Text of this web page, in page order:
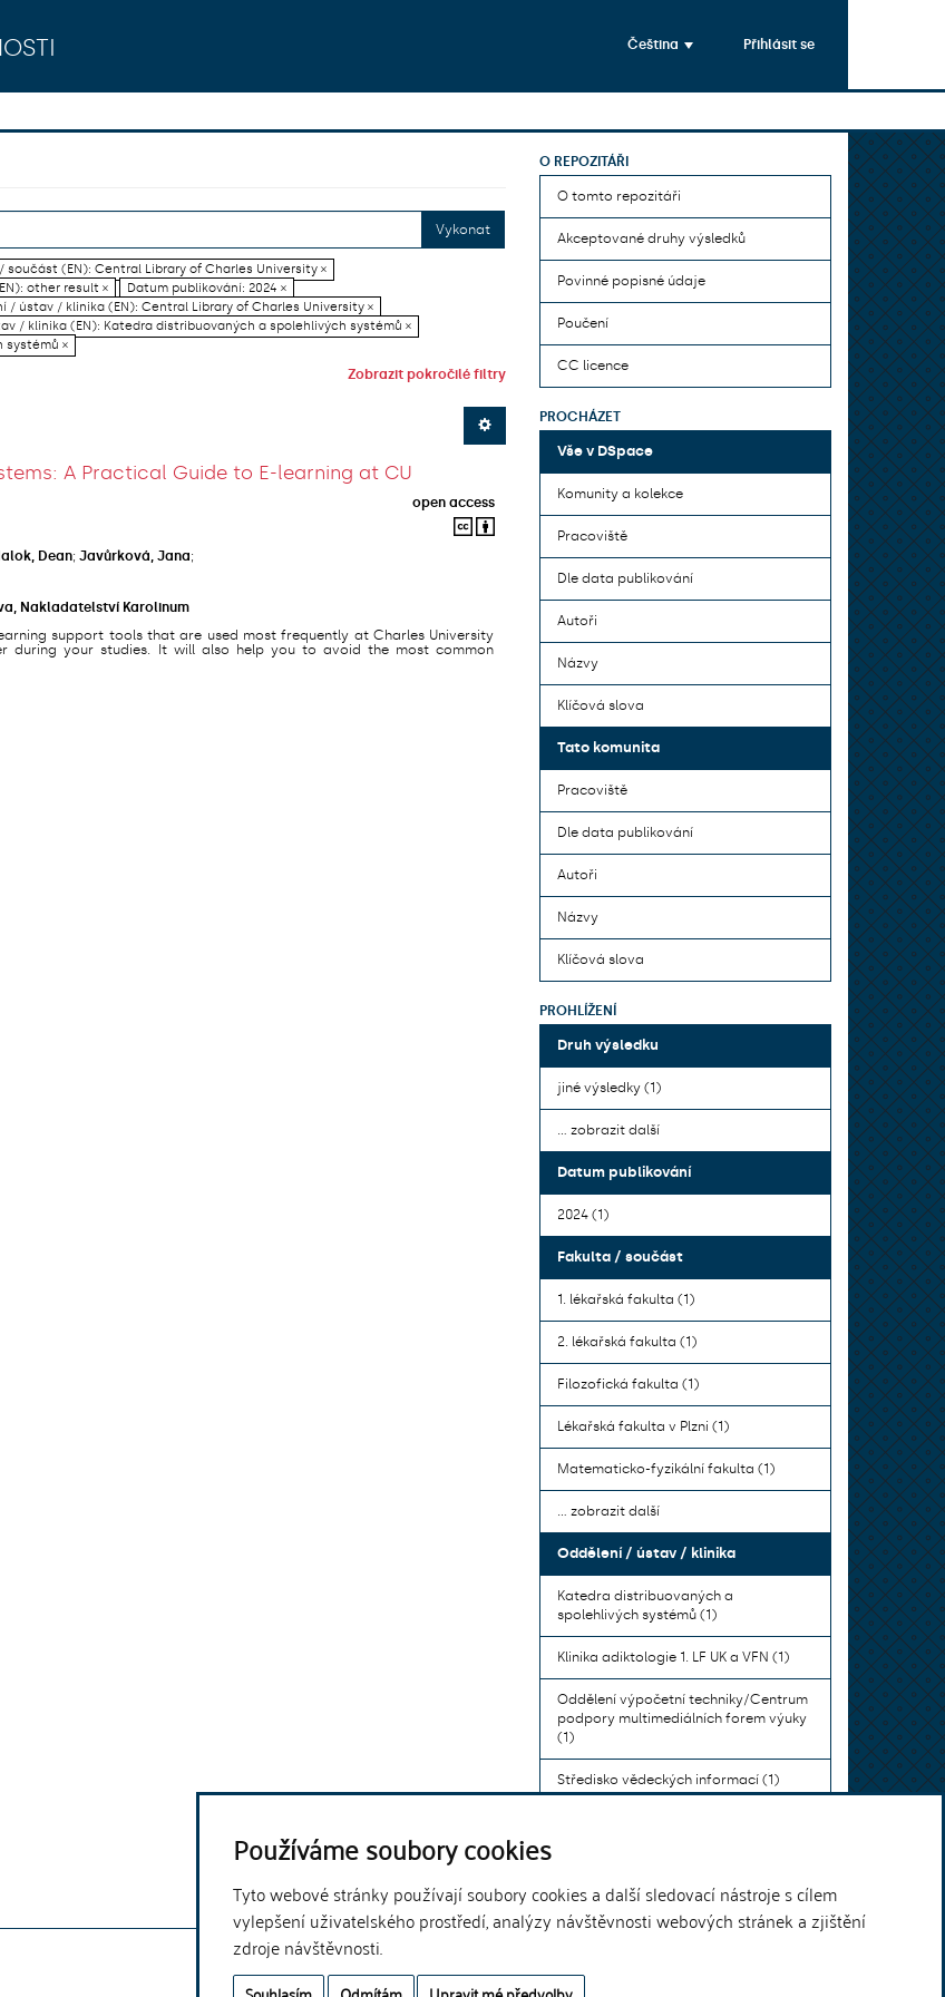
Používáme soubory cookies
Tyto webové stránky používají soubory cookies a další sledovací nástroje s cílem
vylepšení uživatelského prostředí, analýzy návštěvnosti webových stránek a zjištění
zdroje návštěvnosti.
Čeština Přihlásit se
Vykonat
součást (EN): Central Library of Charles University ×
other result ×
Datum publikování: 2024 ×
/ ústav / klinika (EN): Central Library of Charles University ×
/ klinika (EN): Katedra distribuovaných a spolehlivých systémů ×
systémů ×
Zobrazit pokročilé filtry
A Practical Guide to E-learning at CU
open access
Dean; Javůrková, Jana;
Nakladatelství Karolinum
support tools that are used most frequently at Charles University
during your studies. It will also help you to avoid the most common
O REPOZITÁŘI
O tomto repozitáři
Akceptované druhy výsledků
Povinné popisné údaje
Poučení
CC licence
PROCHÁZET
Vše v DSpace
Komunity a kolekce
Pracoviště
Dle data publikování
Autoři
Názvy
Klíčová slova
Tato komunita
Pracoviště
Dle data publikování
Autoři
Názvy
Klíčová slova
PROHLÍŽENÍ
Druh výsledku
jiné výsledky (1)
... zobrazit další
Datum publikování
2024 (1)
Fakulta / součást
1. lékařská fakulta (1)
2. lékařská fakulta (1)
Filozofická fakulta (1)
Lékařská fakulta v Plzni (1)
Matematicko-fyzikální fakulta (1)
... zobrazit další
Oddělení / ústav / klinika
Katedra distribuovaných a
spolehlivých systémů (1)
Klinika adiktologie 1. LF UK a VFN (1)
Oddělení výpočetní techniky/Centrum
podpory multimediálních forem výuky
(1)
Středisko vědeckých informací (1)